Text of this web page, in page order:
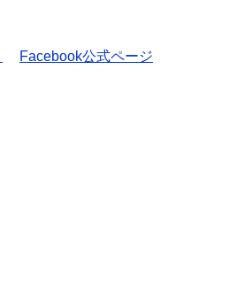
Facebook公式ページ